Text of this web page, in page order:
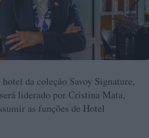
da coleção Savoy Signature,
será liderado por Cristina Mata,
as funções de Hotel